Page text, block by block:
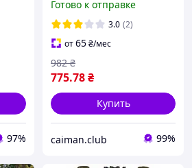
97%
Готово к отправке
3.0 (2)
от65₴/мес
775.78₴
982 ₴
Купить
caiman.club 99%